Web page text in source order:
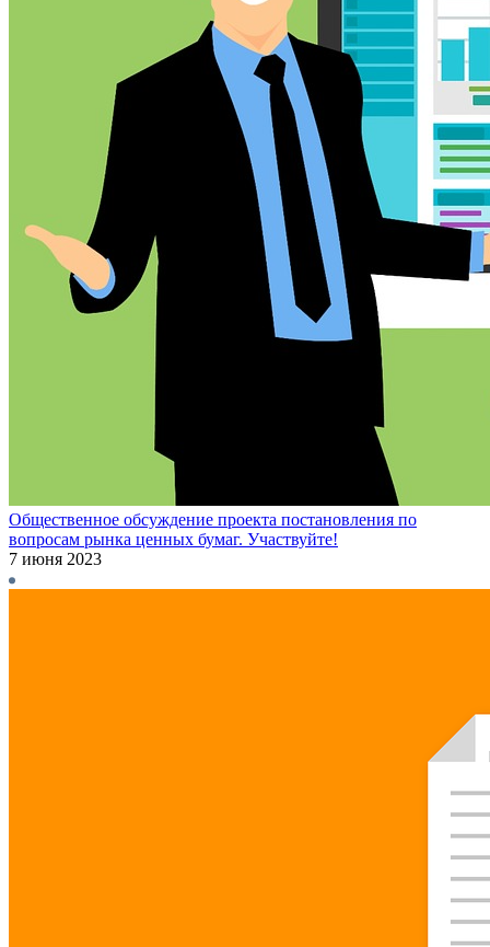
Общественное обсуждение проекта постановления по
вопросам рынка ценных бумаг. Участвуйте!
7 июня 2023